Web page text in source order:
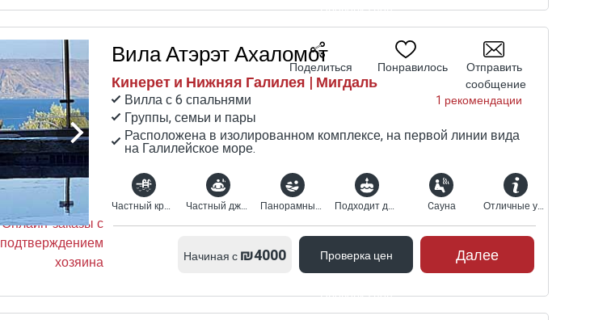
Проверка цен
Вила Атэрэт Ахаломот
Кинерет и Нижняя Галилея | Мигдаль
1 рекомендации
Вилла с 6 спальнями
Группы, семьи и пары
Расположена в изолированном комплексе, на первой линии вида
на Галилейское море.
Поделиться Понравилось
Отправить
сообщение
Частный крытый бассейн с подогревом Частный джакузи-спа Панорамный вид Подходит для мероприятий Cауна Отличные условия для семей
Онлайн-заказы с
подтверждением
хозяина
Начиная с₪4000 Проверка цен
Проверка цен
Далее